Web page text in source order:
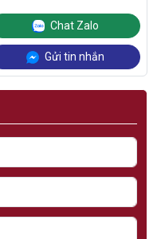
Chat Zalo
Gửi tin nhắn